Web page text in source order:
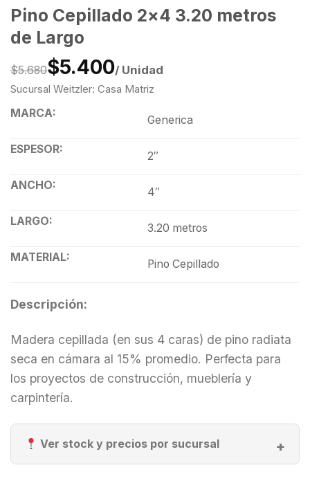
Pino Cepillado 2×4 3.20 metros
de Largo
$5.680$5.400/ Unidad
Sucursal Weitzler: Casa Matriz
MARCA:
Generica
ESPESOR:
2″
ANCHO:
4″
LARGO:
3.20 metros
MATERIAL:
Pino Cepillado
Descripción:
Madera cepillada (en sus 4 caras) de pino radiata
seca en cámara al 15% promedio. Perfecta para
los proyectos de construcción, mueblería y
carpintería.
Ver stock y precios por sucursal